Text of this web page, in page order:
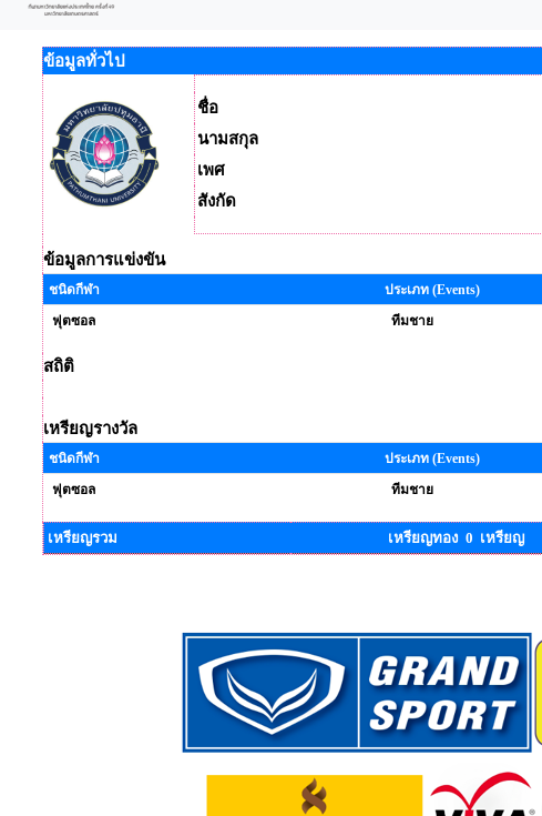
ข้อมูลทั่วไป
ชื่อ
นามสกุล
เพศ
สังกัด
ข้อมูลการแข่งขัน
ชนิดกีฬา
ประเภท (Events)
ฟุตซอล
ทีมชาย
สถิติ
เหรียญรางวัล
ชนิดกีฬา ประเภท (Events)
ฟุตซอล
ทีมชาย
เหรียญรวม เหรียญทอง 0 เหรียญ